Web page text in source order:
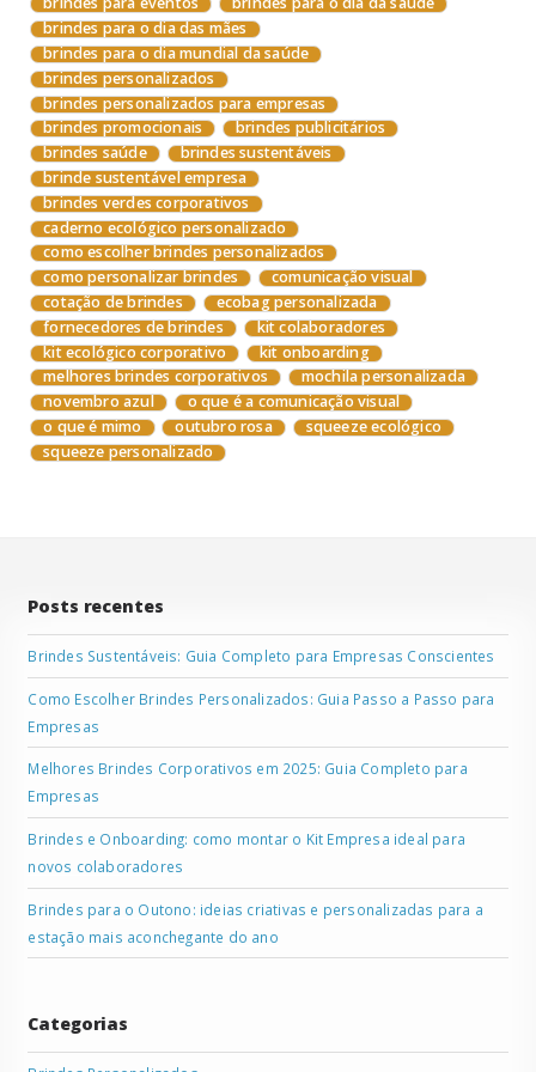
brindes para o dia das mães
brindes para o dia mundial da saúde
brindes personalizados
brindes personalizados para empresas
brindes promocionais
brindes publicitários
brindes saúde
brindes sustentáveis
brinde sustentável empresa
brindes verdes corporativos
caderno ecológico personalizado
como escolher brindes personalizados
como personalizar brindes
comunicação visual
cotação de brindes
ecobag personalizada
fornecedores de brindes
kit colaboradores
kit ecológico corporativo
kit onboarding
melhores brindes corporativos
mochila personalizada
novembro azul
o que é a comunicação visual
o que é mimo
outubro rosa
squeeze ecológico
squeeze personalizado
Posts recentes
Brindes Sustentáveis: Guia Completo para Empresas Conscientes
Como Escolher Brindes Personalizados: Guia Passo a Passo para
Empresas
Melhores Brindes Corporativos em 2025: Guia Completo para
Empresas
Brindes e Onboarding: como montar o Kit Empresa ideal para
novos colaboradores
Brindes para o Outono: ideias criativas e personalizadas para a
estação mais aconchegante do ano
Categorias